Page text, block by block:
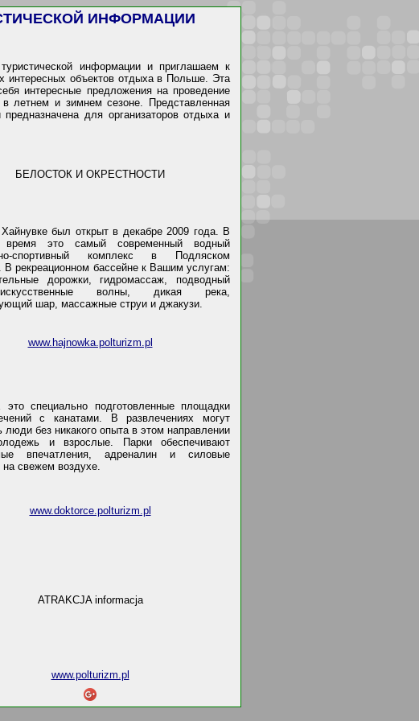
ИНФОРМАЦИИ
информации и приглашаем к
интересных объектов отдыха в Польше. Эта
интересные предложения на проведение
летнем и зимнем сезоне. Представленная
для организаторов отдыха и
БЕЛОСТОК И ОКРЕСТНОСТИ
был открыт в декабре 2009 года. В
время это самый современный водный
спортивный комплекс в Подляском
В рекреационном бассейне к Вашим услугам:
дорожки, гидромассаж, подводный
волны, дикая река,
шар, массажные струи и джакузи.
www.hajnowka.polturizm.pl
это специально подготовленные площадки
с канатами. В развлечениях могут
люди без никакого опыта в этом направлении
и взрослые. Парки обеспечивают
впечатления, адреналин и силовые
на свежем воздухе.
www.doktorce.polturizm.pl
ATRAKCJA informacja
www.polturizm.pl